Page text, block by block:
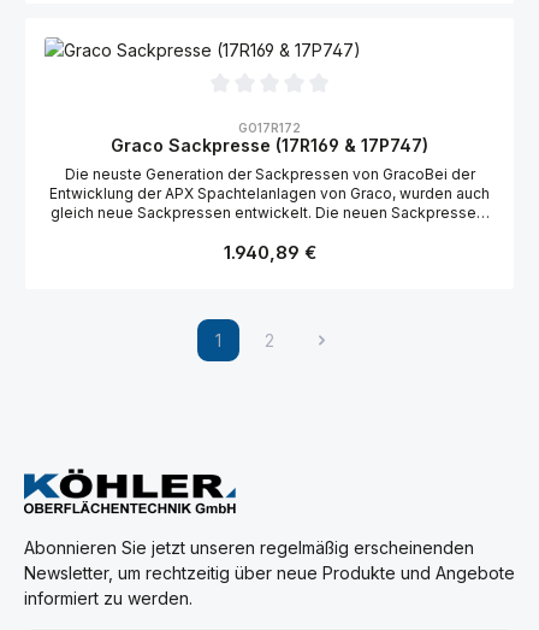
GO17R172
Graco Sackpresse (17R169 & 17P747)
Die neuste Generation der Sackpressen von GracoBei der
Entwicklung der APX Spachtelanlagen von Graco, wurden auch
gleich neue Sackpressen entwickelt. Die neuen Sackpressen,
angenehme für den Anwender, sodass dieser sich vollständig
Montage, machen einen gebrauch und die Reinigung sehr
einfach!
Regulärer Preis:
1.940,89 €
Seite
1
Seite
2
Abonnieren Sie jetzt unseren regelmäßig erscheinenden
Newsletter, um rechtzeitig über neue Produkte und Angebote
informiert zu werden.